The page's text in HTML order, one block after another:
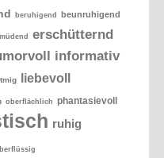
beruhigend beunruhigend
erschütternd
informativ
liebevoll
oberflächlich phantasievoll
ruhig